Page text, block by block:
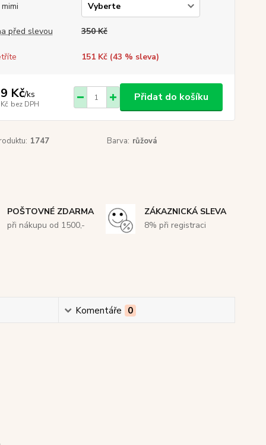
před slevou 350 Kč
151 Kč (43 % sleva)
Kč/ks
bez DPH
Přidat do košíku
1747 Barva: růžová
POŠTOVNÉ ZDARMA
při nákupu od 1500,-
ZÁKAZNICKÁ SLEVA
8% při registraci
Komentáře 0